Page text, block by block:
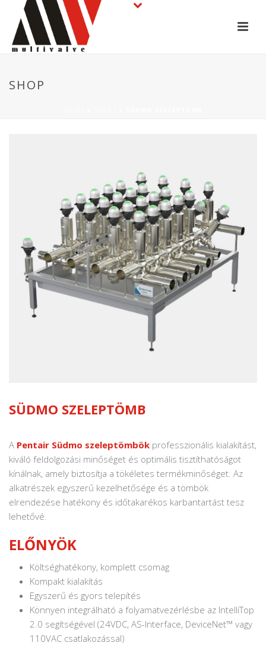
SHOP
SÜDMO SZELEPTÖMB
A Pentair Südmo szeleptömbök professzionális kialakítást,
kiváló feldolgozási minőséget és optimális tisztíthatóságot
kínálnak, amely biztosítja a tökéletes termékminőséget. Az
alkatrészek egyszerű kezelhetősége és a tömbök
elrendezése hatékony és időtakarékos karbantartást tesz
lehetővé.
ELŐNYÖK
Költséghatékony, komplett csomag
Kompakt kialakítás
Egyszerű és gyors telepítés
Könnyen integrálható a folyamatvezérlésbe az IntelliTop
2.0 segítségével (24VDC, AS-Interface, DeviceNet™ vagy
110VAC csatlakozással)